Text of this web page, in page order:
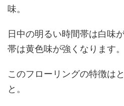
味。
日中の明るい時間帯は白味
帯は黄色味が強くなります。
このフローリングの特徴は
と。